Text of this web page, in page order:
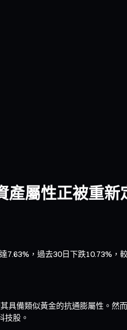
產屬性正被重新
，過去30日下跌10.73%，
備類似黃金的抗通膨屬性。然
技股。